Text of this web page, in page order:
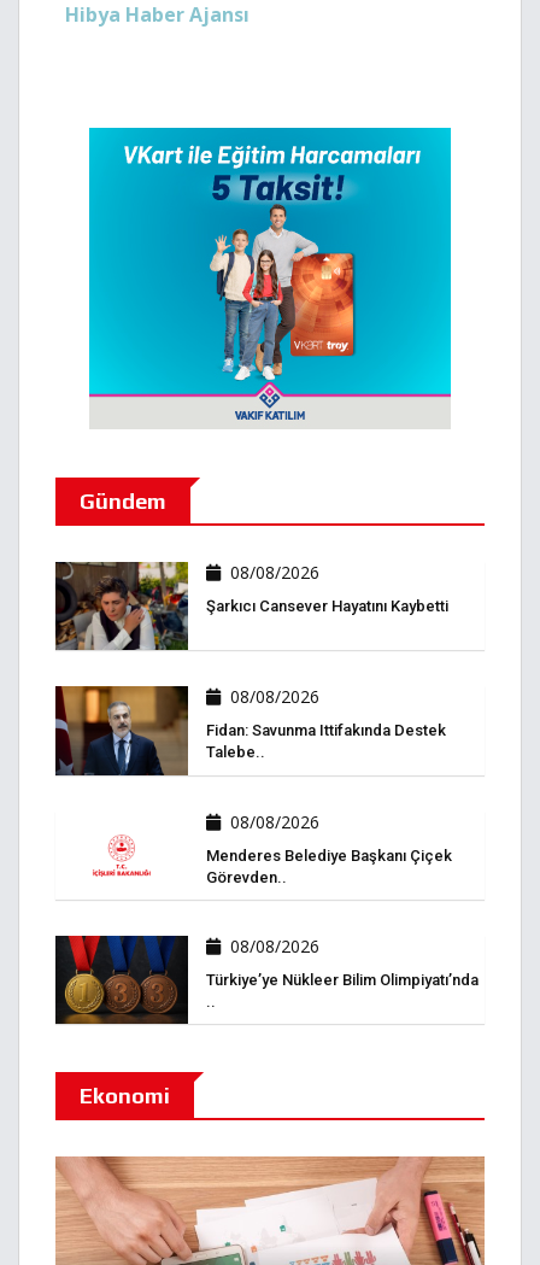
Hibya Haber Ajansı
Gündem
08/08/2026
Şarkıcı Cansever Hayatını Kaybetti
08/08/2026
Fidan: Savunma Ittifakında Destek
Talebe..
08/08/2026
Menderes Belediye Başkanı Çiçek
Görevden..
08/08/2026
Türkiye’ye Nükleer Bilim Olimpiyatı’nda
..
Ekonomi